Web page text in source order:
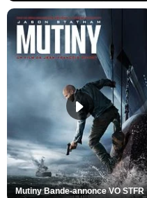
Mutiny Bande-annonce VO STFR